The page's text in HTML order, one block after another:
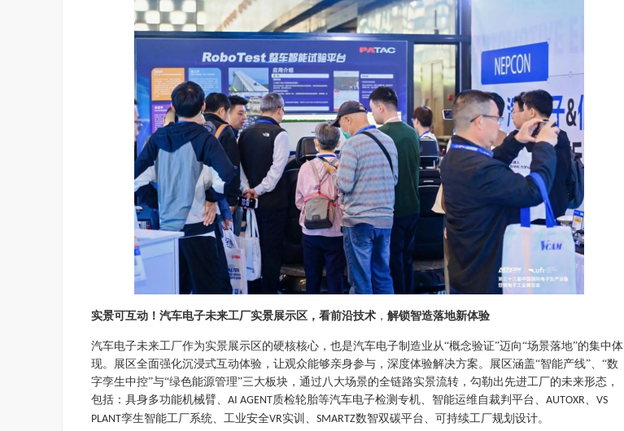
实景可互动！汽车电子未来工厂实景展示区，看前沿技术 ， 解锁智造落地新体验
汽车电子未来工厂作为实景展示区的硬核核心，也是汽车电子制造业从“概念验证”迈向“场景落地”的集中体
现。展区全面强化沉浸式互动体验，让观众能够亲身参与，深度体验解决方案。展区涵盖“智能产线”、“数
字孪生中控”与“绿色能源管理”三大板块，通过八大场景的全链路实景流转，勾勒出先进工厂的未来形态，
包括：具身多功能机械臂、 AI AGENT质检轮胎等汽车电子检测专机、智能运维自裁判平台、 AUTOXR、 VS
PLANT孪生智能工厂系统、工业安全VR实训、 SMARTZ数智双碳平台、可持续工厂规划设计。